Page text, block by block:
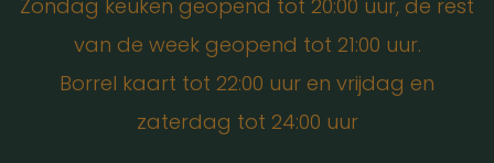
Zondag keuken geopend tot 20:00 uur, de rest
van de week geopend tot 21:00 uur.
Borrel kaart tot 22:00 uur en vrijdag en
zaterdag tot 24:00 uur